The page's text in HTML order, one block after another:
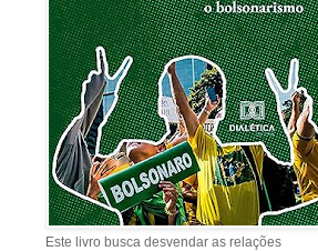
Este livro busca desvendar as relações